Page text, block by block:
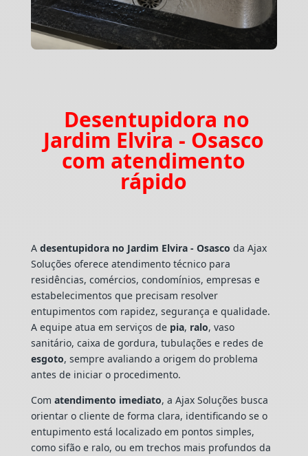
Desentupidora no
Jardim Elvira - Osasco
com atendimento
rápido
A desentupidora no Jardim Elvira - Osasco da Ajax
Soluções oferece atendimento técnico para
residências, comércios, condomínios, empresas e
estabelecimentos que precisam resolver
entupimentos com rapidez, segurança e qualidade.
A equipe atua em serviços de pia, ralo, vaso
sanitário, caixa de gordura, tubulações e redes de
esgoto, sempre avaliando a origem do problema
antes de iniciar o procedimento.
Com atendimento imediato, a Ajax Soluções busca
orientar o cliente de forma clara, identificando se o
entupimento está localizado em pontos simples,
como sifão e ralo, ou em trechos mais profundos da